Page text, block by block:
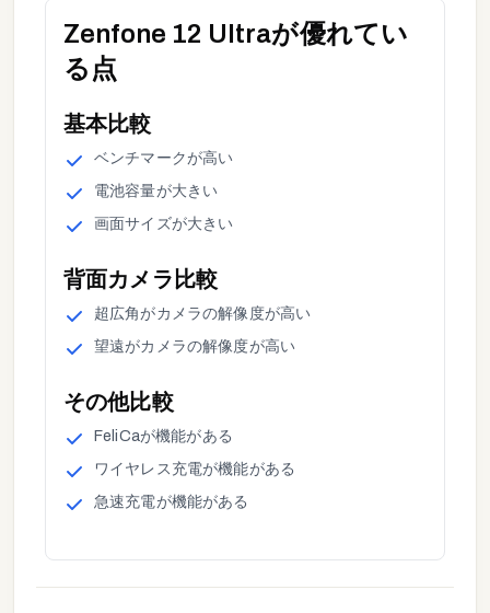
Zenfone 12 Ultraが優れてい
る点
基本比較
ベンチマークが高い
電池容量が大きい
画面サイズが大きい
背面カメラ 比較
超広角がカメラの解像度が高い
望遠がカメラの解像度が高い
その他比較
FeliCaが機能がある
ワイヤレス充電が機能がある
急速充電が機能がある